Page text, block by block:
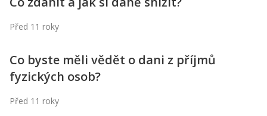
Přihlášení
Obchodní podmínky
Hledaná fráze
Před 11 roky
Co byste měli vědět o dani z příjmů
fyzických osob?
Před 11 roky